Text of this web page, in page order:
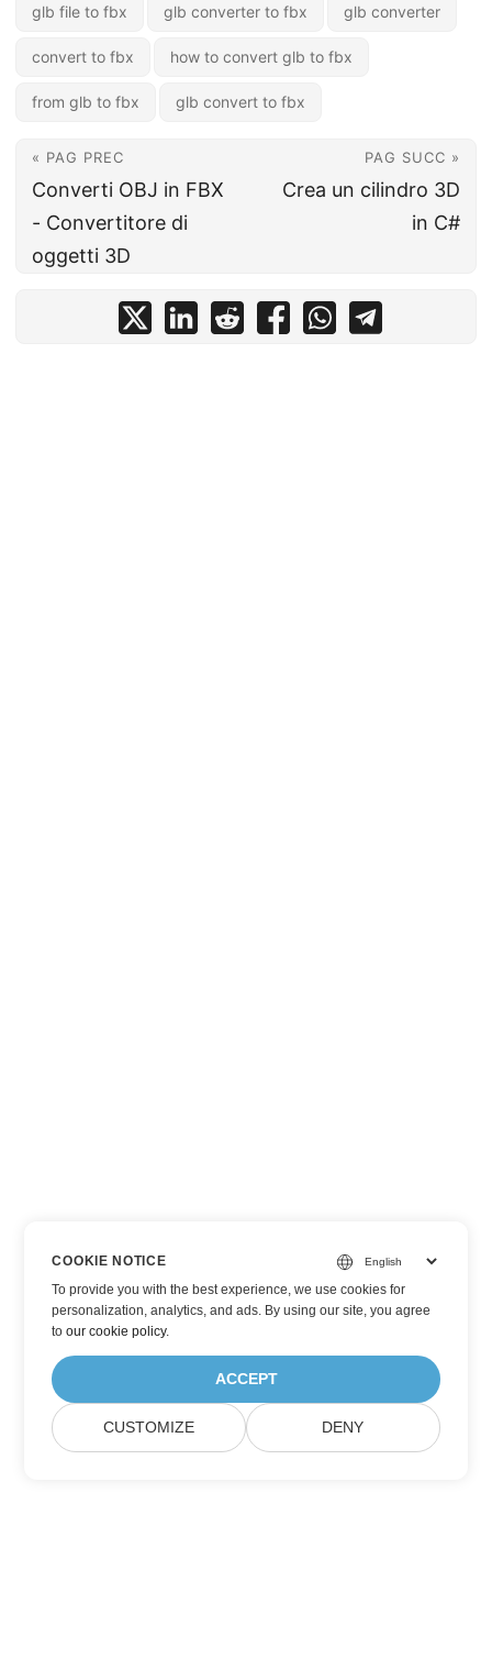
glb file to fbx glb converter to fbx glb converter
convert to fbx how to convert glb to fbx
from glb to fbx glb convert to fbx
« PAG PREC
Converti OBJ in FBX
- Convertitore di
oggetti 3D
PAG SUCC »
Crea un cilindro 3D
in C#
COOKIE NOTICE
To provide you with the best experience, we use cookies for
personalization, analytics, and ads. By using our site, you agree
toour cookie policy.
ACCEPT
CUSTOMIZE DENY